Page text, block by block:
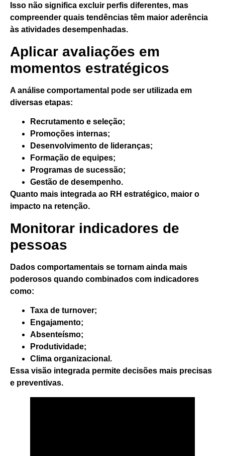
Isso não significa excluir perfis diferentes, mas
compreender quais tendências têm maior aderência
às atividades desempenhadas.
Aplicar avaliações em
momentos estratégicos
A análise comportamental pode ser utilizada em
diversas etapas:
Recrutamento e seleção;
Promoções internas;
Desenvolvimento de lideranças;
Formação de equipes;
Programas de sucessão;
Gestão de desempenho.
Quanto mais integrada ao RH estratégico, maior o
impacto na retenção.
Monitorar indicadores de
pessoas
Dados comportamentais se tornam ainda mais
poderosos quando combinados com indicadores
como:
Taxa de turnover;
Engajamento;
Absenteísmo;
Produtividade;
Clima organizacional.
Essa visão integrada permite decisões mais precisas
e preventivas.